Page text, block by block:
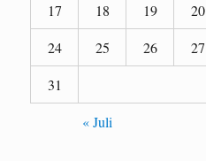
17
18 19 20
24
25 26 27
31
« Juli